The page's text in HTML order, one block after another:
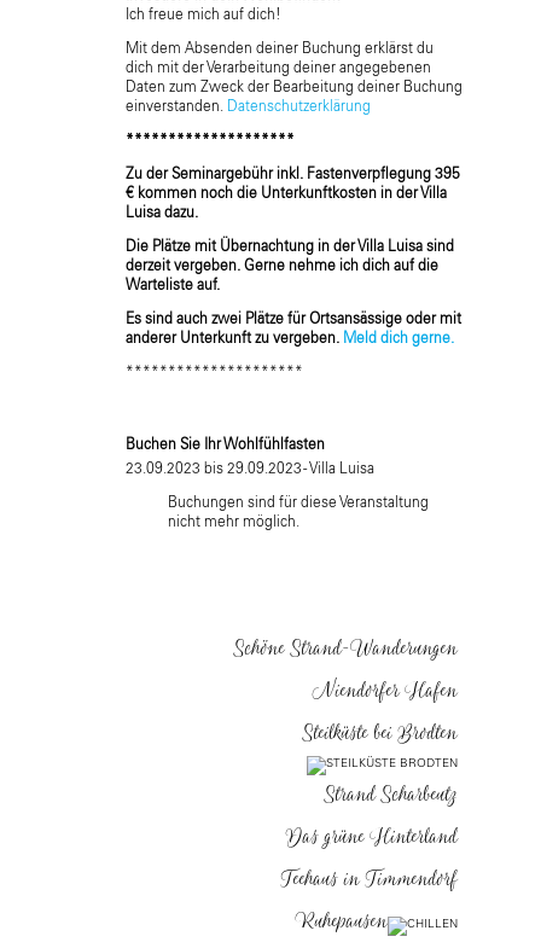
Ich freue mich auf dich!
Mit dem Absenden deiner Buchung erklärst du
dich mit der Verarbeitung deiner angegebenen
Daten zum Zweck der Bearbeitung deiner Buchung
einverstanden.
Datenschutzerklärung
********************
Zu der Seminargebühr inkl. Fastenverpflegung 395
€ kommen noch die Unterkunftkosten in der Villa
Luisa dazu.
Die Plätze mit Übernachtung in der Villa Luisa sind
derzeit vergeben. Gerne nehme ich dich auf die
Warteliste auf.
Es sind auch zwei Plätze für Ortsansässige oder mit
anderer Unterkunft zu vergeben. Meld dich gerne.
*********************
Buchen Sie Ihr Wohlfühlfasten
23.09.2023 bis 29.09.2023 - Villa Luisa
Buchungen sind für diese Veranstaltung
nicht mehr möglich.
Schöne Strand-Wanderungen
Niendorfer Hafen
Steilküste bei Brodten
Strand Scharbeutz
Das grüne Hinterland
Teehaus in Timmendorf
Ruhepausen